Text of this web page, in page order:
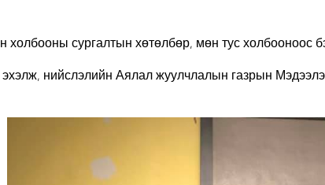
холбооны сургалтын хөтөлбөр, мөн тус холбооноос
нийслэлийн Аялал жуулчлалын газрын